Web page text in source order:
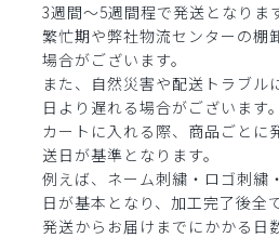
3週間〜5週間程で発送となりま
繁忙期や弊社物流センターの棚
場合がございます。
また、自然災害や配送トラブル
日より遅れる場合がございます。
カートに入れる際、商品ごとに
送日が基準となります。
例えば、ネーム刺繍・ロゴ刺繍
日が基本となり、加工完了後全
発送からお届けまでにかかる日